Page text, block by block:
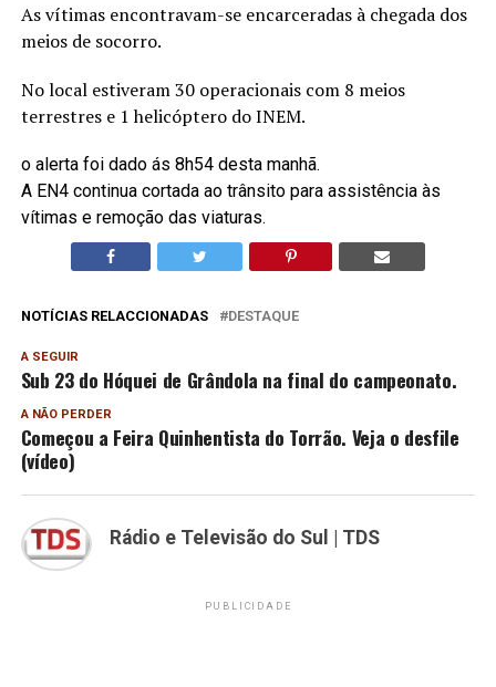
As vítimas encontravam-se encarceradas à chegada dos
meios de socorro.
No local estiveram 30 operacionais com 8 meios
terrestres e 1 helicóptero do INEM.
o alerta foi dado ás 8h54 desta manhã.
A EN4 continua cortada ao trânsito para assistência às
vítimas e remoção das viaturas.
NOTÍCIAS RELACCIONADAS DESTAQUE
A SEGUIR
Sub 23 do Hóquei de Grândola na final do campeonato.
A NÃO PERDER
Começou a Feira Quinhentista do Torrão. Veja o desfile
(vídeo)
Rádio e Televisão do Sul | TDS
PUBLICIDADE